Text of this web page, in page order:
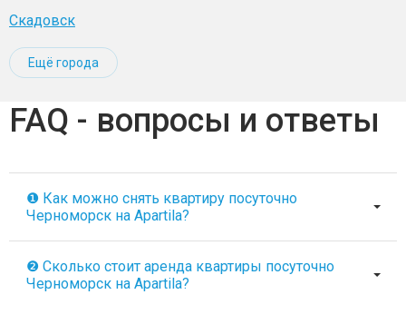
Скадовск
Ещё города
FAQ - вопросы и ответы
❶ Как можно снять квартиру посуточно
Черноморск на Apartila?
❷ Сколько стоит аренда квартиры посуточно
Черноморск на Apartila?